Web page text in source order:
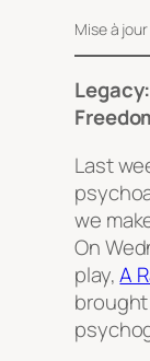
Mise à
Last
we
On
play,A